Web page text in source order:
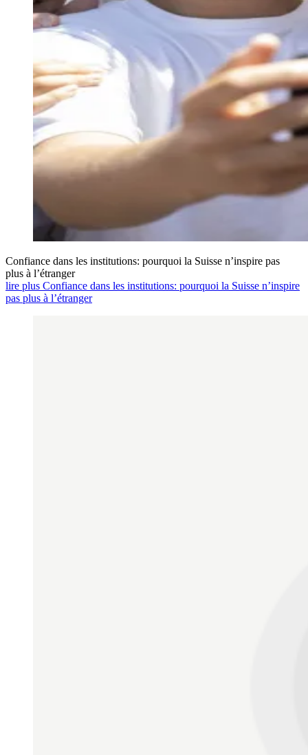
Confiance dans les institutions: pourquoi la Suisse n’inspire pas
plus à l’étranger
lire plus Confiance dans les institutions: pourquoi la Suisse n’inspire
pas plus à l’étranger